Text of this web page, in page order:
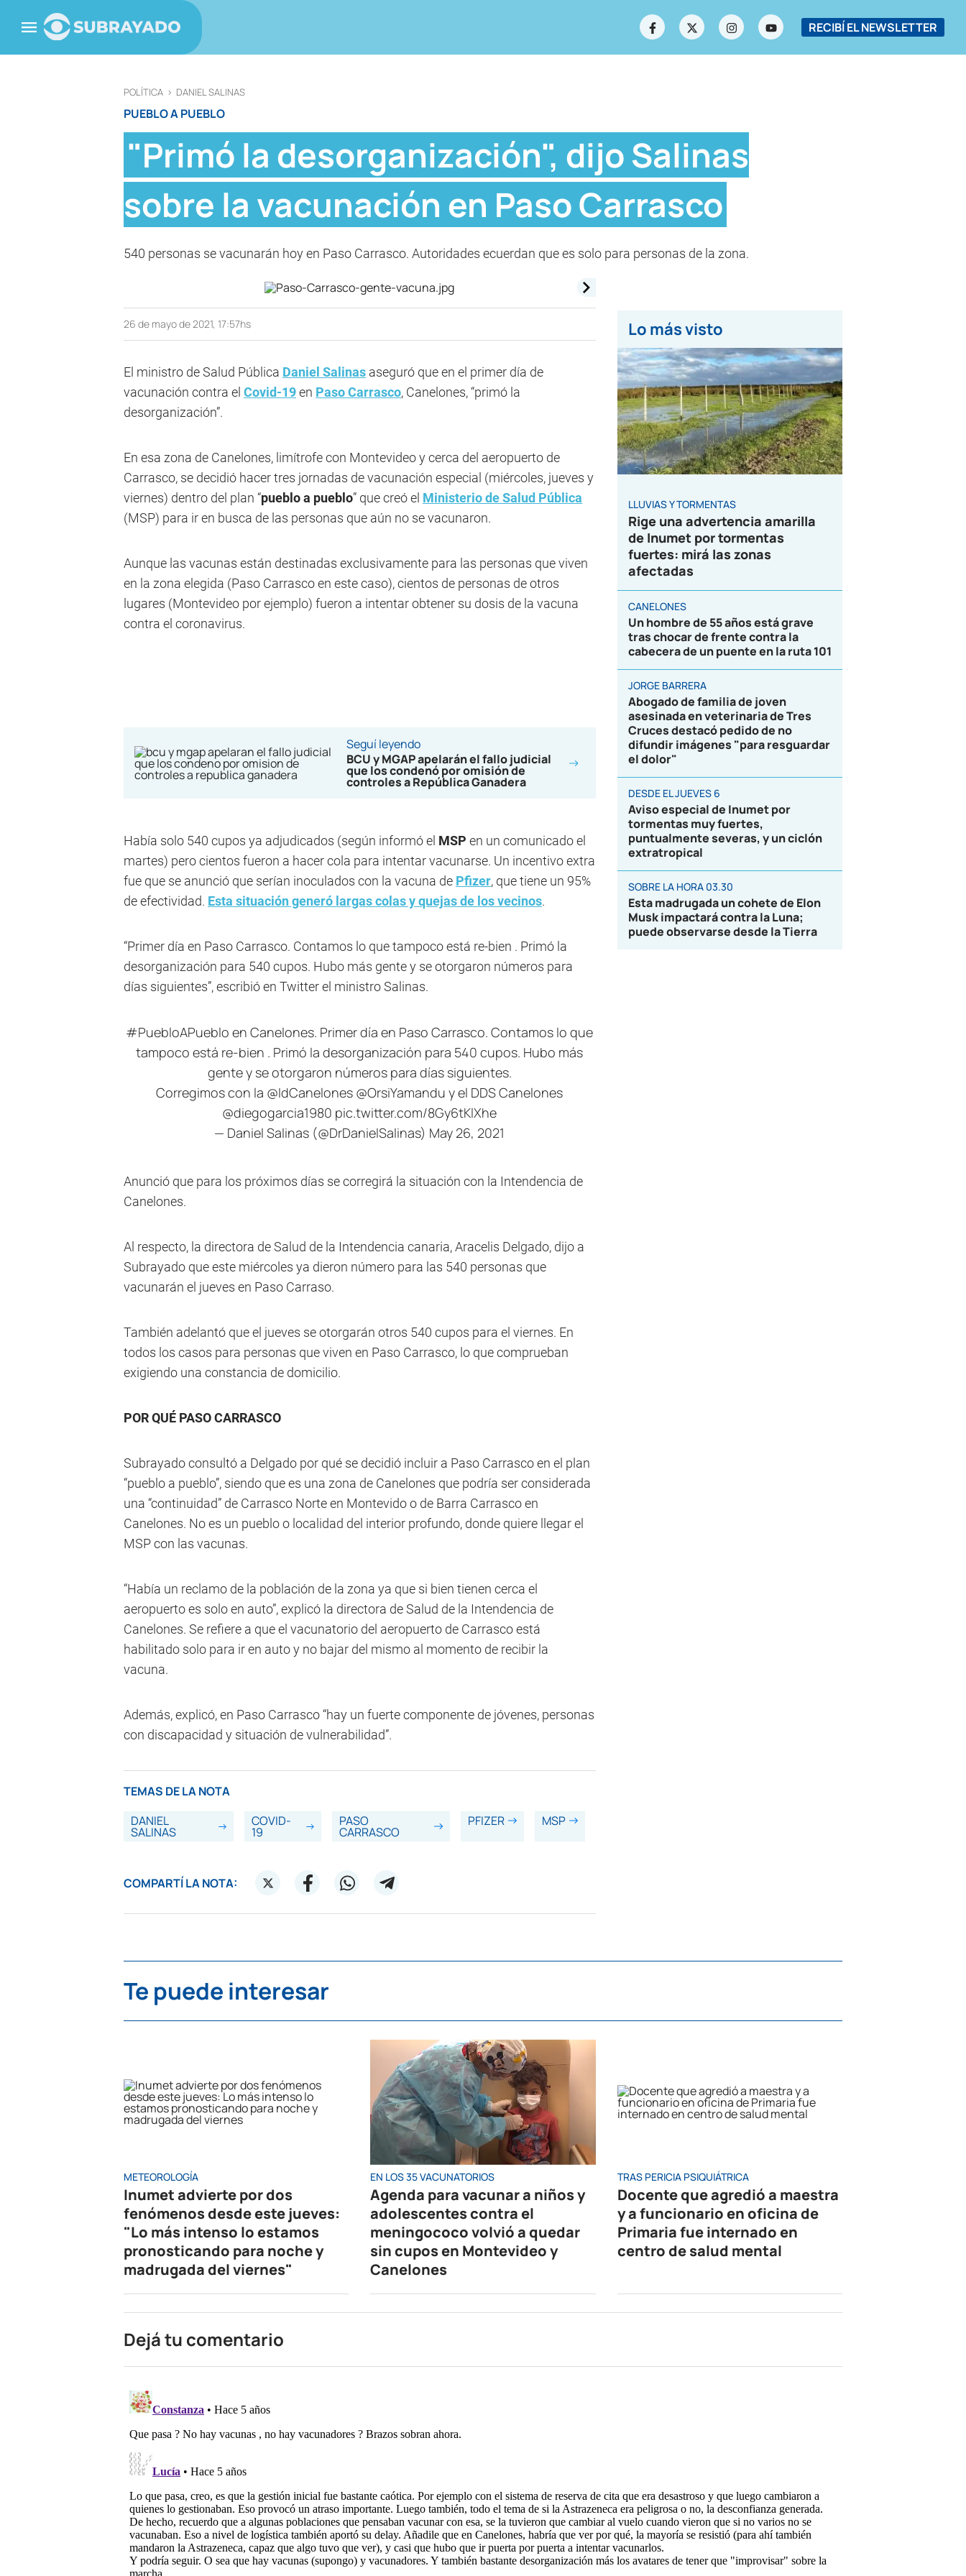
RECIBÍ EL NEWSLETTER
POLÍTICA > DANIEL SALINAS
PUEBLO A PUEBLO
"Primó la desorganización", dijo Salinas
sobre la vacunación en Paso Carrasco
540 personas se vacunarán hoy en Paso Carrasco. Autoridades ecuerdan que es solo para personas de la zona.
26 de mayo de 2021, 17:57hs
El ministro de Salud Pública Daniel Salinas aseguró que en el primer día de
vacunación contra el Covid-19en Paso Carrasco, Canelones, “primó la
desorganización”.
En esa zona de Canelones, limítrofe con Montevideo y cerca del aeropuerto de
Carrasco, se decidió hacer tres jornadas de vacunación especial (miércoles, jueves y
viernes) dentro del plan “pueblo a pueblo” que creó el Ministerio de Salud Pública
(MSP) para ir en busca de las personas que aún no se vacunaron.
Aunque las vacunas están destinadas exclusivamente para las personas que viven
en la zona elegida (Paso Carrasco en este caso), cientos de personas de otros
lugares (Montevideo por ejemplo) fueron a intentar obtener su dosis de la vacuna
contra el coronavirus.
Seguí leyendo
BCU y MGAP apelarán el fallo judicial
que los condenó por omisión de
controles a República Ganadera
Había solo 540 cupos ya adjudicados (según informó el MSP en un comunicado el
martes) pero cientos fueron a hacer cola para intentar vacunarse. Un incentivo extra
fue que se anunció que serían inoculados con la vacuna de Pfizer, que tiene un 95%
de efectividad. Esta situación generó largas colas y quejas de los vecinos.
“Primer día en Paso Carrasco. Contamos lo que tampoco está re-bien . Primó la
desorganización para 540 cupos. Hubo más gente y se otorgaron números para
días siguientes”, escribió en Twitter el ministro Salinas.
#PuebloAPueblo en Canelones. Primer día en Paso Carrasco. Contamos lo que
tampoco está re-bien . Primó la desorganización para 540 cupos. Hubo más
gente y se otorgaron números para días siguientes.
Corregimos con la @IdCanelones @OrsiYamandu y el DDS Canelones
@diegogarcia1980 pic.twitter.com/8Gy6tKlXhe
— Daniel Salinas (@DrDanielSalinas) May 26, 2021
Anunció que para los próximos días se corregirá la situación con la Intendencia de
Canelones.
Al respecto, la directora de Salud de la Intendencia canaria, Aracelis Delgado, dijo a
Subrayado que este miércoles ya dieron número para las 540 personas que
vacunarán el jueves en Paso Carraso.
También adelantó que el jueves se otorgarán otros 540 cupos para el viernes. En
todos los casos para personas que viven en Paso Carrasco, lo que comprueban
exigiendo una constancia de domicilio.
POR QUÉ PASO CARRASCO
Subrayado consultó a Delgado por qué se decidió incluir a Paso Carrasco en el plan
“pueblo a pueblo”, siendo que es una zona de Canelones que podría ser considerada
una “continuidad” de Carrasco Norte en Montevido o de Barra Carrasco en
Canelones. No es un pueblo o localidad del interior profundo, donde quiere llegar el
MSP con las vacunas.
“Había un reclamo de la población de la zona ya que si bien tienen cerca el
aeropuerto es solo en auto”, explicó la directora de Salud de la Intendencia de
Canelones. Se refiere a que el vacunatorio del aeropuerto de Carrasco está
habilitado solo para ir en auto y no bajar del mismo al momento de recibir la
vacuna.
Además, explicó, en Paso Carrasco “hay un fuerte componente de jóvenes, personas
con discapacidad y situación de vulnerabilidad”.
TEMAS DE LA NOTA
DANIEL
SALINAS
COVID-
19
PASO
CARRASCO
PFIZER MSP
COMPARTÍ LA NOTA:
Lo más visto
LLUVIAS Y TORMENTAS
Rige una advertencia amarilla
de Inumet por tormentas
fuertes: mirá las zonas
afectadas
CANELONES
Un hombre de 55 años está grave
tras chocar de frente contra la
cabecera de un puente en la ruta 101
JORGE BARRERA
Abogado de familia de joven
asesinada en veterinaria de Tres
Cruces destacó pedido de no
difundir imágenes "para resguardar
el dolor"
DESDE EL JUEVES 6
Aviso especial de Inumet por
tormentas muy fuertes,
puntualmente severas, y un ciclón
extratropical
SOBRE LA HORA 03.30
Esta madrugada un cohete de Elon
Musk impactará contra la Luna;
puede observarse desde la Tierra
Te puede interesar
METEOROLOGÍA
Inumet advierte por dos
fenómenos desde este jueves:
"Lo más intenso lo estamos
pronosticando para noche y
madrugada del viernes"
EN LOS 35 VACUNATORIOS
Agenda para vacunar a niños y
adolescentes contra el
meningococo volvió a quedar
sin cupos en Montevideo y
Canelones
TRAS PERICIA PSIQUIÁTRICA
Docente que agredió a maestra
y a funcionario en oficina de
Primaria fue internado en
centro de salud mental
Dejá tu comentario